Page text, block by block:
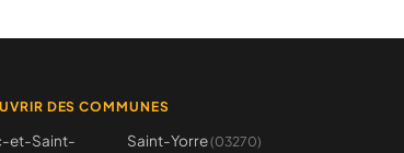
DES COMMUNES
et-Saint-
Saint-Yorre(03270)